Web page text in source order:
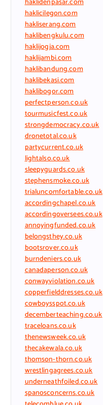
haklicilegon.com
hakliserang.com
haklibengkulu.com
haklijogja.com
haklijambi.com
haklibandung.com
haklibekasi.com
haklibogor.com
perfectperson.co.uk
tourmusicfest.co.uk
strongdemocracy.co.uk
dronetotal.co.uk
partycurrent.co.uk
lightalso.co.uk
sleepyguards.co.uk
stephensmoke.co.uk
trialuncomfortable.co.uk
accordingchapel.co.uk
accordingoversees.co.uk
annoyingfunded.co.uk
belongsthey.co.uk
bootsrover.co.uk
burndeniers.co.uk
canadaperson.co.uk
conwayviolation.co.uk
copperfielddresses.co.uk
cowboysspot.co.uk
decemberteaching.co.uk
traceloans.co.uk
thenewsweek.co.uk
thecakewala.co.uk
thomson-thorn.co.uk
wrestlingagrees.co.uk
underneathfoiled.co.uk
spanosconcerns.co.uk